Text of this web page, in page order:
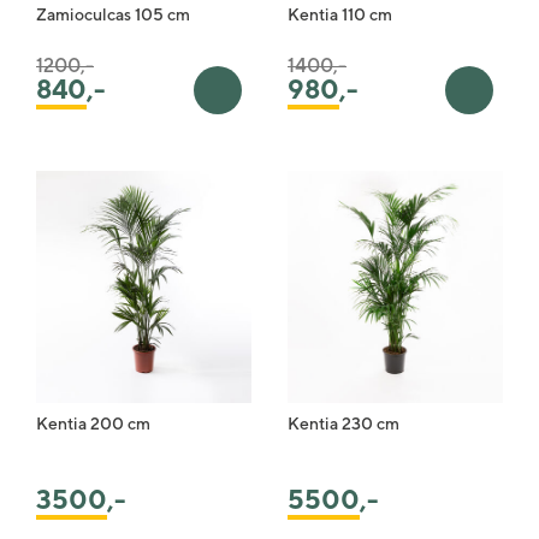
Zamioculcas 105 cm
840,-
Pris satt ned fra
1200,-til
Legg i handlekurv
Kentia 110 cm
980,-
Pris satt ned fra
1400,-til
Legg i
Kentia 200 cm
3500,-
Kentia 230 cm
5500,-